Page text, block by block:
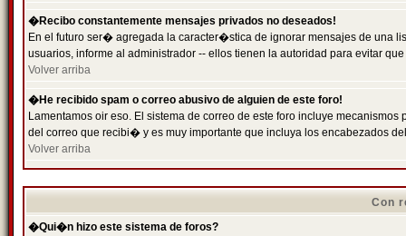
�Recibo constantemente mensajes privados no deseados!
En el futuro ser� agregada la caracter�stica de ignorar mensajes de una
usuarios, informe al administrador -- ellos tienen la autoridad para evitar
Volver arriba
�He recibido spam o correo abusivo de alguien de este foro!
Lamentamos oir eso. El sistema de correo de este foro incluye
del correo que recibi� y es muy importante que incluya los encabezados
Volver arriba
Con
�Qui�n hizo este sistema de foros?